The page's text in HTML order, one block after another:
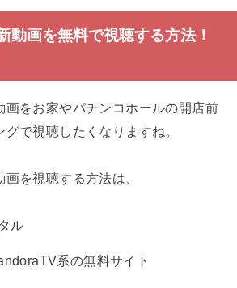
動画を無料で視聴する方法！
画をお家やパチンコホールの開店前
で視聴したくなりますね。
を視聴する方法は、
ル
系の無料サイト